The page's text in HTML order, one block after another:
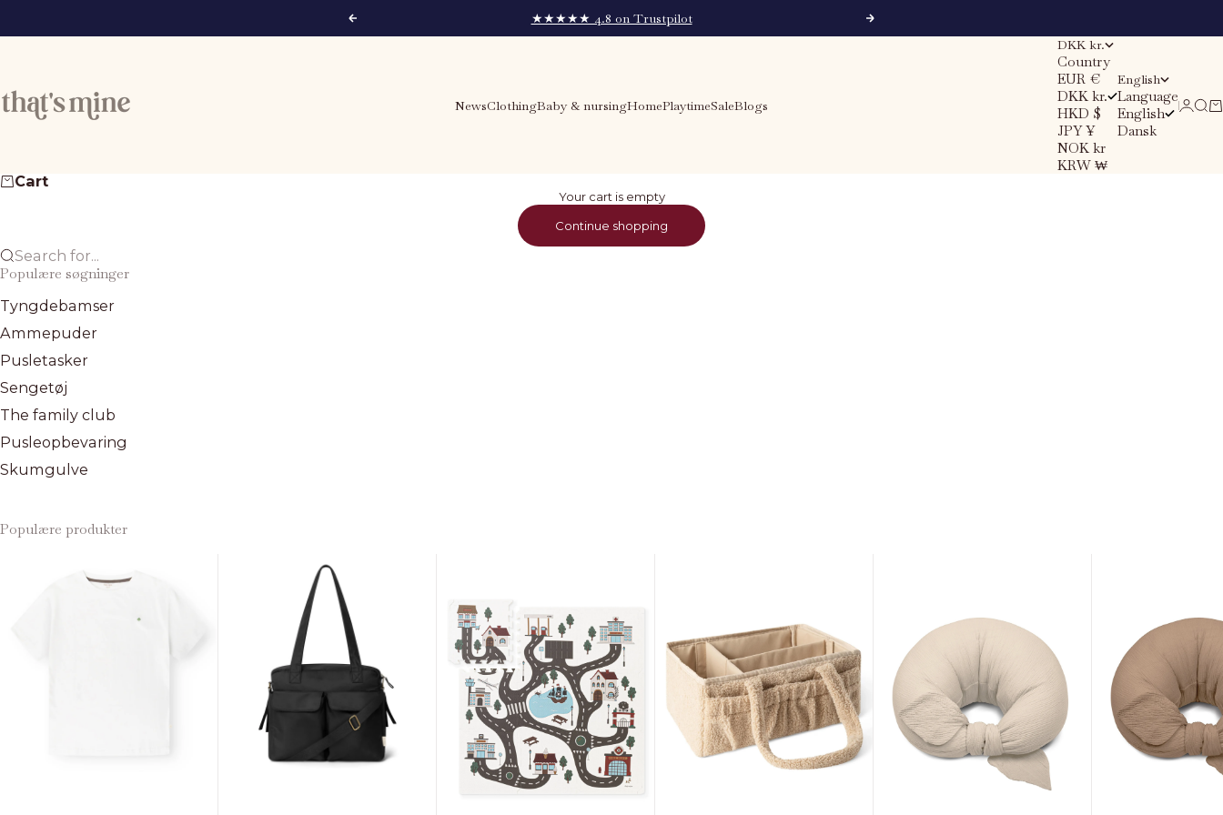
Previous
★★★★★ 4.8 on Trustpilot Next
That's Mine
NewsClothingBaby & nursingHomePlaytimeSaleBlogs
DKK kr.
Country
EUR €
DKK kr.
HKD $
JPY ¥
NOK kr
KRW ₩
English
Language
English
Dansk
Login
Cart
Your cart is empty
Continue shopping
Search for...
Populære søgninger
Tyngdebamser
Ammepuder
Pusletasker
Sengetøj
The family club
Pusleopbevaring
Skumgulve
Populære produkter